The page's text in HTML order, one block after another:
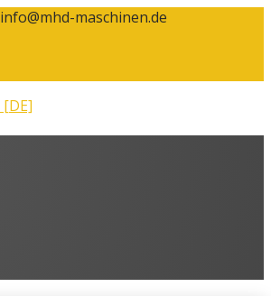
info@mhd-maschinen.de